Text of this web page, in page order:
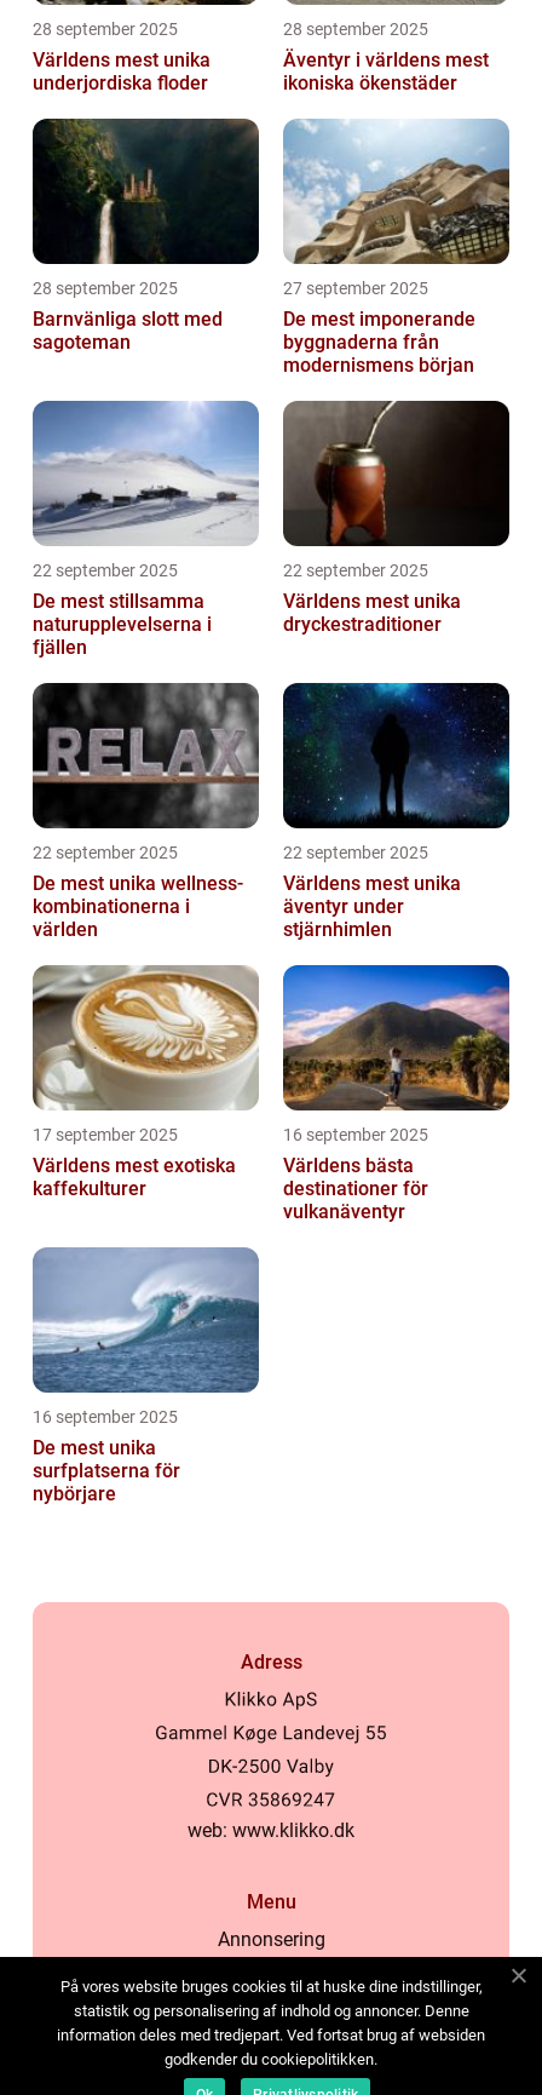
28 september 2025
Världens mest unika
underjordiska floder
28 september 2025
Äventyr i världens mest
ikoniska ökenstäder
28 september 2025
Barnvänliga slott med
sagoteman
27 september 2025
De mest imponerande
byggnaderna från
modernismens början
22 september 2025
De mest stillsamma
naturupplevelserna i
fjällen
22 september 2025
Världens mest unika
dryckestraditioner
22 september 2025
De mest unika wellness-
kombinationerna i
världen
22 september 2025
Världens mest unika
äventyr under
stjärnhimlen
17 september 2025
Världens mest exotiska
kaffekulturer
16 september 2025
Världens bästa
destinationer för
vulkanäventyr
16 september 2025
De mest unika
surfplatserna för
nybörjare
Adress
web: www.klikko.dk
Menu
Annonsering
Cookies
Kontakta oss
Sitemap
På vores website bruges cookies til at huske dine indstillinger,
statistik og personalisering af indhold og annoncer. Denne
information deles med tredjepart. Ved fortsat brug af websiden
godkender du cookiepolitikken.